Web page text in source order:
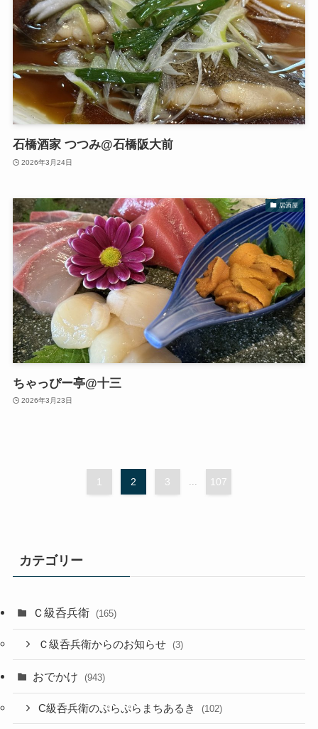
石橋酒家 つつみ@石橋阪大前
2026年3月24日
居酒屋
ちゃっぴー亭@十三
2026年3月23日
1 2 3 107
カテゴリー
Ｃ級呑兵衛 (165)
Ｃ級呑兵衛からのお知らせ (3)
おでかけ (943)
C級呑兵衛のぷらぷらまちあるき (102)